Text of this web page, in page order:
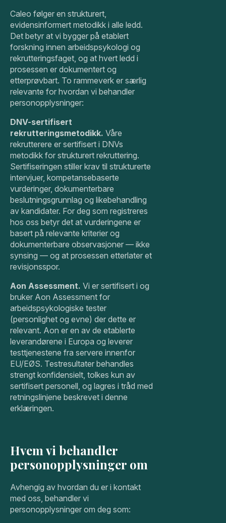
Caleo følger en strukturert,
evidensinformert metodikk i alle ledd.
Det betyr at vi bygger på etablert
forskning innen arbeidspsykologi og
rekrutteringsfaget, og at hvert ledd i
prosessen er dokumentert og
etterprøvbart. To rammeverk er særlig
relevante for hvordan vi behandler
personopplysninger:
DNV-sertifisert
rekrutteringsmetodikk. Våre
rekrutterere er sertifisert i DNVs
metodikk for strukturert rekruttering.
Sertifiseringen stiller krav til strukturerte
intervjuer, kompetansebaserte
vurderinger, dokumenterbare
beslutningsgrunnlag og likebehandling
av kandidater. For deg som registreres
hos oss betyr det at vurderingene er
basert på relevante kriterier og
dokumenterbare observasjoner — ikke
synsing — og at prosessen etterlater et
revisjonsspor.
Aon Assessment. Vi er sertifisert i og
bruker Aon Assessment for
arbeidspsykologiske tester
(personlighet og evne) der dette er
relevant. Aon er en av de etablerte
leverandørene i Europa og leverer
testtjenestene fra servere innenfor
EU/EØS. Testresultater behandles
strengt konfidensielt, tolkes kun av
sertifisert personell, og lagres i tråd med
retningslinjene beskrevet i denne
erklæringen.
Hvem vi behandler
personopplysninger om
Avhengig av hvordan du er i kontakt
med oss, behandler vi
personopplysninger om deg som: